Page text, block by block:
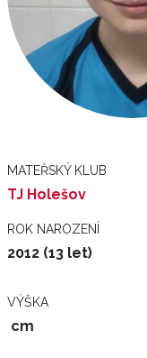
MATEŘSKÝ KLUB
TJ Holešov
ROK NAROZENÍ
2012 (13 let)
VÝŠKA
cm